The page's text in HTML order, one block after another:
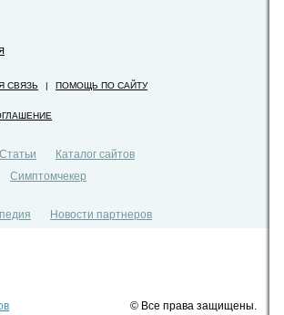
СВЯЗЬ | ПОМОЩЬ ПО САЙТУ
Статьи
Каталог сайтов
Симптомчекер
Новости партнеров
© Все права защищены.